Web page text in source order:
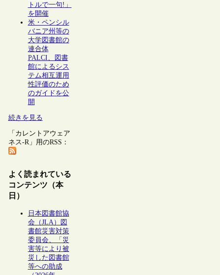
トルで一句!」
を開催
米・ペンシル
バニア州等の
大学図書館の
連合体
PALCI、図書
館によるシス
テム相互運用
性評価のため
のガイドを公
開
続きを見る
「カレントアウェア
ネス-R」用のRSS：
よく読まれている
コンテンツ（本
日）
日本図書館協
会（JLA）図
書館災害対策
委員会、「災
害等により被
災した図書館
等への助成